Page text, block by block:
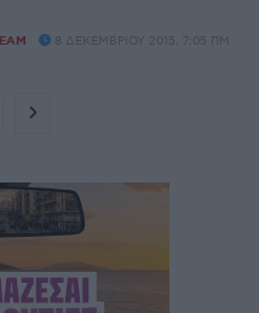
8 ΔΕΚΕΜΒΡΊΟΥ 2015, 7:05 ΠΜ